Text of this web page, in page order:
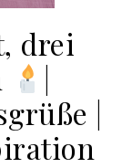
drei
|
|